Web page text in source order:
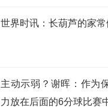
世界时讯：长葫芦的家
主动示弱？谢晖：作为
力放在后面的6分球比赛